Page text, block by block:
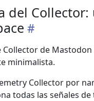
del Collector:
de Mastodon
minimalista.
Collector por
todas las señales